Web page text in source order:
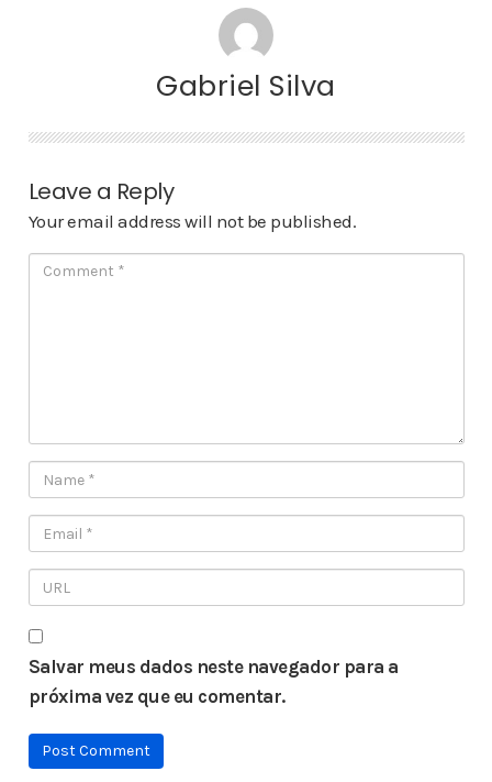
Gabriel Silva
Leave a Reply
Your email address will not be published.
Salvar meus dados neste navegador para a
próxima vez que eu comentar.